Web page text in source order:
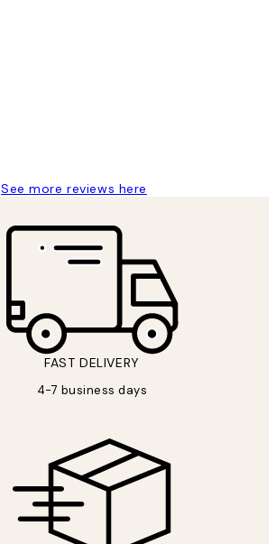
See more reviews here
FAST DELIVERY
4-7 business days